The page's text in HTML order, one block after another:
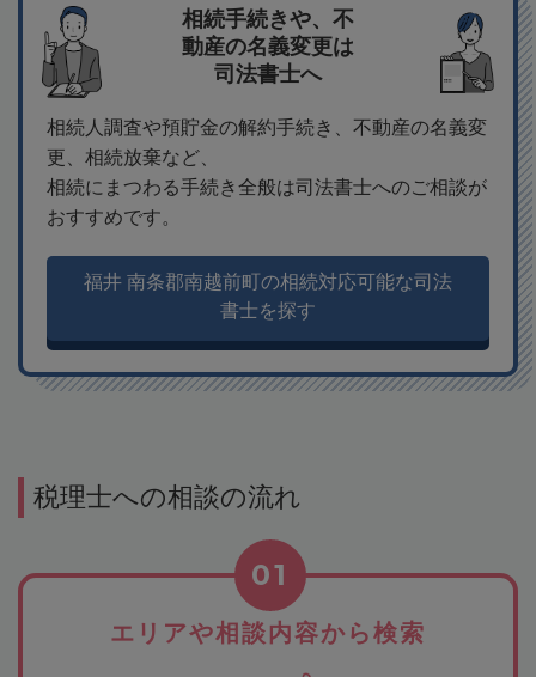
相続手続きや、不
動産の名義変更は
司法書士へ
相続人調査や預貯金の解約手続き、不動産の名義変
更、相続放棄など、
相続にまつわる手続き全般は司法書士へのご相談が
おすすめです。
福井 南条郡南越前町の相続対応可能な司法
書士を探す
税理士への相談の流れ
エリアや相談内容から検索
01